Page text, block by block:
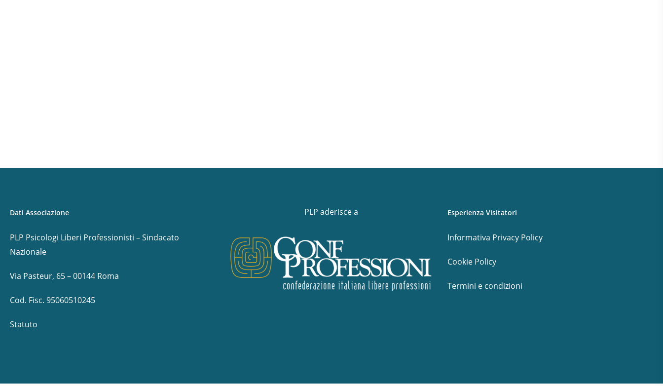
Dati Associazione
PLP Psicologi Liberi Professionisti – Sindacato
Nazionale
Via Pasteur, 65 – 00144 Roma
Cod. Fisc. 95060510245
Statuto
PLP aderisce a Esperienza Visitatori
Informativa Privacy Policy
Cookie Policy
Termini e condizioni